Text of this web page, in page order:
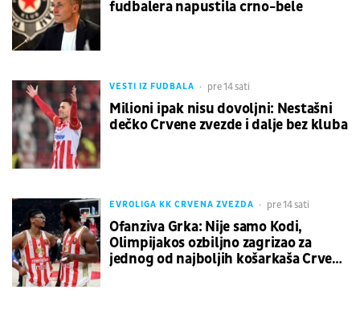
fudbalera napustila crno-bele
VESTI IZ FUDBALA pre 14 sati
Milioni ipak nisu dovoljni: Nestašni
dečko Crvene zvezde i dalje bez kluba
EVROLIGA KK CRVENA ZVEZDA pre 14 sati
Ofanziva Grka: Nije samo Kodi,
Olimpijakos ozbiljno zagrizao za
jednog od najboljih košarkaša Crvene